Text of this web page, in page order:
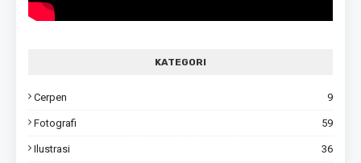
KATEGORI
Cerpen 9
Fotografi 59
Ilustrasi 36